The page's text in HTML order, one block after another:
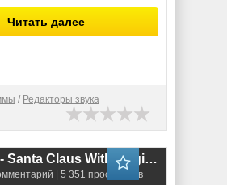
Читать далее
/ Редакторы звука
VideoHive - Santa Claus With Magic IPad (AEP)
| 5 351 просмотров